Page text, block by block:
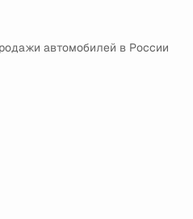
автомобилей в России